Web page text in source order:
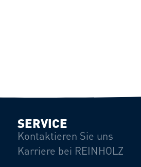
SERVICE
Kontaktieren Sie uns
Karriere bei REINHOLZ